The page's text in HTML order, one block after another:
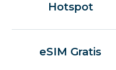
Hotspot
eSIM Gratis